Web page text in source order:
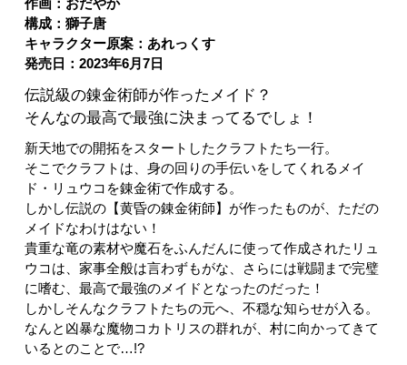
作画：おだやか
構成：獅子唐
キャラクター原案：あれっくす
発売日：2023年6月7日
伝説級の錬金術師が作ったメイド？
そんなの最高で最強に決まってるでしょ！
新天地での開拓をスタートしたクラフトたち一行。
そこでクラフトは、身の回りの手伝いをしてくれるメイ
ド・リュウコを錬金術で作成する。
しかし伝説の【黄昏の錬金術師】が作ったものが、ただの
メイドなわけはない！
貴重な竜の素材や魔石をふんだんに使って作成されたリュ
ウコは、家事全般は言わずもがな、さらには戦闘まで完璧
に嗜む、最高で最強のメイドとなったのだった！
しかしそんなクラフトたちの元へ、不穏な知らせが入る。
なんと凶暴な魔物コカトリスの群れが、村に向かってきて
いるとのことで…!?